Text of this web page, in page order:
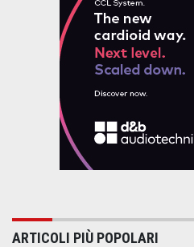
ARTICOLI PIÙ POPOLARI